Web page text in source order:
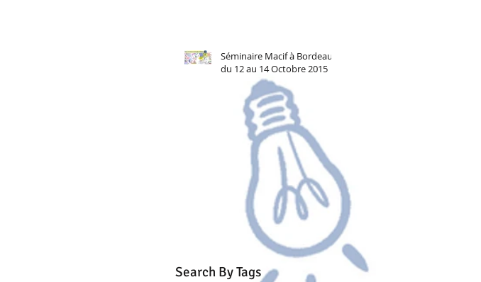
Séminaire Macif à Bordeaux
du 12 au 14 Octobre 2015
Search By Tags